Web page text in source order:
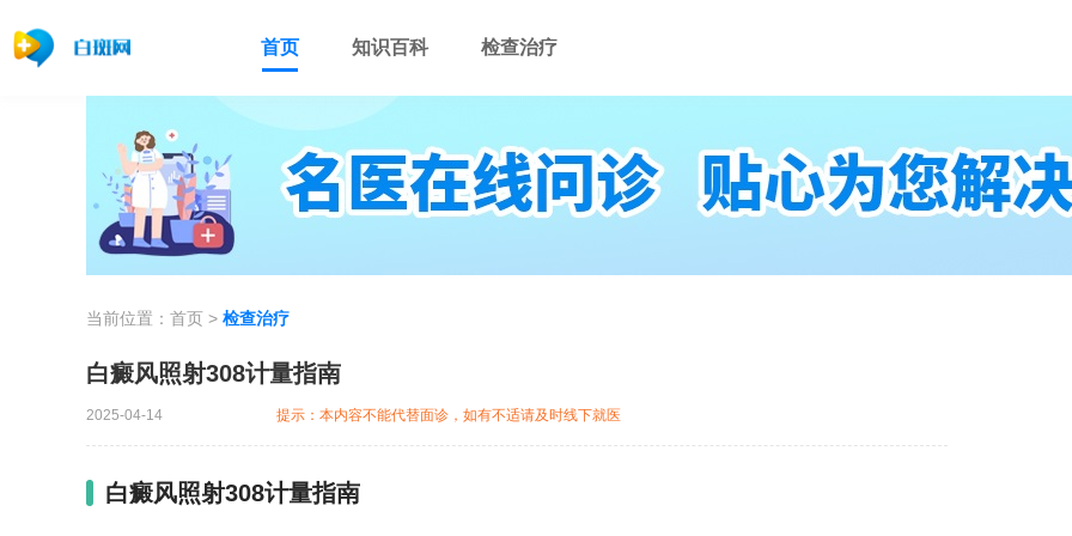
首页 知识百科 检查治疗
当前位置： 首页 > 检查治疗
白癜风照射308计量指南
2025-04-14 提示：本内容不能代替面诊，如有不适请及时线下就医
白癜风照射308计量指南